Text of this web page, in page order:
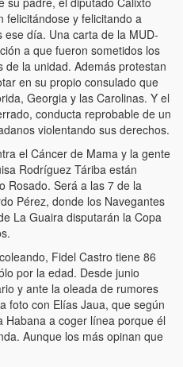
felicitándose y felicitando a
día. Una carta de la MUD-
a que fueron sometidos los
de la unidad. Además protestan
en su propio consulado que
Georgia y las Carolinas. Y el
conducta reprobable de un
violentando sus derechos.
el Cáncer de Mama y la gente
Rodríguez Táriba están
Rosado. Será a las 7 de la
Pérez, donde los Navegantes
La Guaira disputarán la Copa
Fidel Castro tiene 86
por la edad. Desde junio
y ante la oleada de rumores
foto con Elías Jaua, que según
Habana a coger línea porque él
Aunque los más opinan que